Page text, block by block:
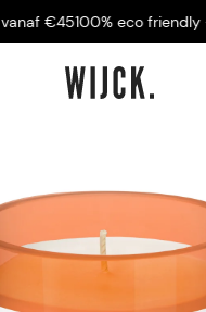
€45100% eco friendly -